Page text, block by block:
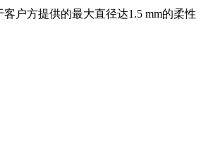
户方提供的最大直径达1.5 mm的柔性